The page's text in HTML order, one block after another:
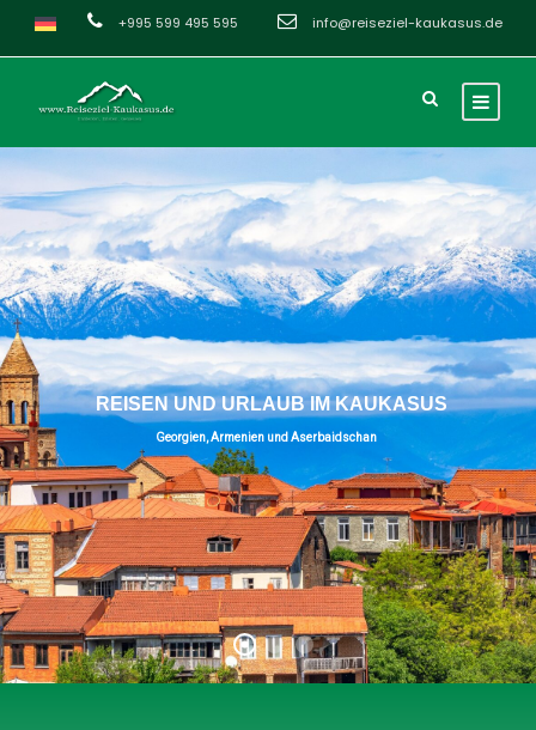
+995 599 495 595 info@reiseziel-kaukasus.de
REISEN UND URLAUB IM KAUKASUS
Georgien, Armenien und Aserbaidschan